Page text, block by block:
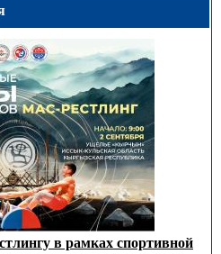
в рамках спортивной